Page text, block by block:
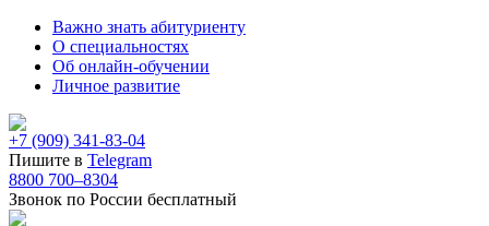
Важно знать абитуриенту
О специальностях
Об онлайн-обучении
Личное развитие
+7 (909) 341-83-04
Пишите в Telegram
8800 700–8304
Звонок по России бесплатный